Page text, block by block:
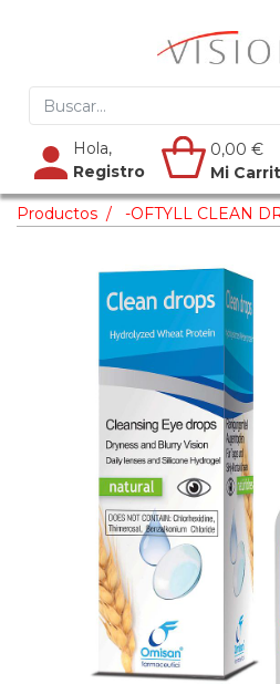
Hola,
Registro
0,00 €
Mi
Productos -OFTYLL CLEAN